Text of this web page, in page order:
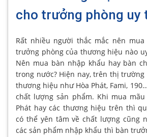
cho trưởng phòng uy
Rất nhiều người thắc mắc nên
trưởng phòng của thương hiệu nào
Nên mua bàn nhập khẩu hay bàn
trong nước? Hiện nay, trên thị trường
thương hiệu như Hòa Phát, Fami,
chất lượng sản phẩm. Khi mua
Phát hay các thương hiệu trên thì
có thể yên tâm về chất lượng cũng
các sản phẩm nhập khẩu thì bàn